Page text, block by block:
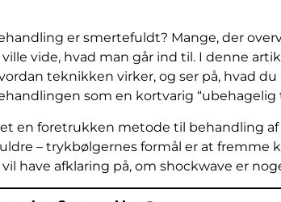
er smertefuldt? Mange, der
vide, hvad man går ind til. I denne
teknikken virker, og ser på, hvad
som en kortvarig
en foretrukken metode til behandling
– trykbølgernes formål er at fremme
have afklaring på, om shockwave er